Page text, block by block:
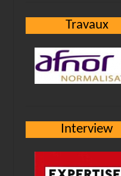
Travaux
Interview